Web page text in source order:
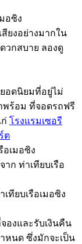
อซิง
สียงอย่างมากใน
วกสบาย ลองดู
อดนิยมที่อยู่ไม่
พร้อม ที่จอดรถฟรี
โรงแรมเซอรี
ต
อเมอซิง
ก ท่าเทียบเรือ
ทียบเรือเมอซิง
องและรับเงินคืน
หนด ซึ่งมักจะเป็น